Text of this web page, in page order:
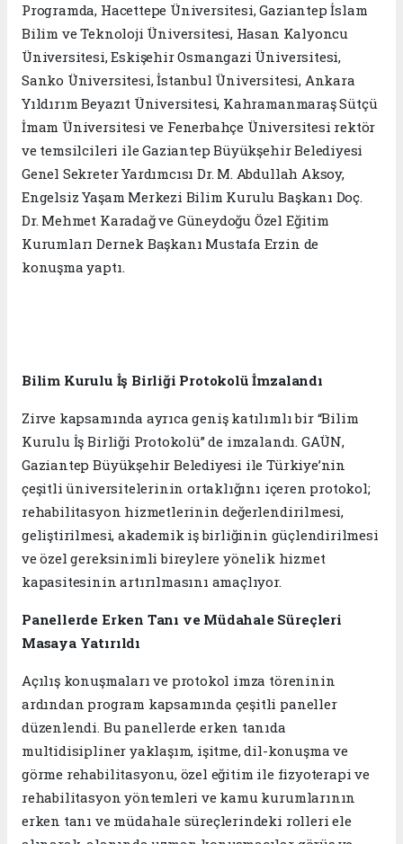
Programda, Hacettepe Üniversitesi, Gaziantep İslam
Bilim ve Teknoloji Üniversitesi, Hasan Kalyoncu
Üniversitesi, Eskişehir Osmangazi Üniversitesi,
Sanko Üniversitesi, İstanbul Üniversitesi, Ankara
Yıldırım Beyazıt Üniversitesi, Kahramanmaraş Sütçü
İmam Üniversitesi ve Fenerbahçe Üniversitesi rektör
ve temsilcileri ile Gaziantep Büyükşehir Belediyesi
Genel Sekreter Yardımcısı Dr. M. Abdullah Aksoy,
Engelsiz Yaşam Merkezi Bilim Kurulu Başkanı Doç.
Dr. Mehmet Karadağ ve Güneydoğu Özel Eğitim
Kurumları Dernek Başkanı Mustafa Erzin de
konuşma yaptı.
Bilim Kurulu İş Birliği Protokolü İmzalandı
Zirve kapsamında ayrıca geniş katılımlı bir “Bilim
Kurulu İş Birliği Protokolü” de imzalandı. GAÜN,
Gaziantep Büyükşehir Belediyesi ile Türkiye’nin
çeşitli üniversitelerinin ortaklığını içeren protokol;
rehabilitasyon hizmetlerinin değerlendirilmesi,
geliştirilmesi, akademik iş birliğinin güçlendirilmesi
ve özel gereksinimli bireylere yönelik hizmet
kapasitesinin artırılmasını amaçlıyor.
Panellerde Erken Tanı ve Müdahale Süreçleri
Masaya Yatırıldı
Açılış konuşmaları ve protokol imza töreninin
ardından program kapsamında çeşitli paneller
düzenlendi. Bu panellerde erken tanıda
multidisipliner yaklaşım, işitme, dil-konuşma ve
görme rehabilitasyonu, özel eğitim ile fizyoterapi ve
rehabilitasyon yöntemleri ve kamu kurumlarının
erken tanı ve müdahale süreçlerindeki rolleri ele